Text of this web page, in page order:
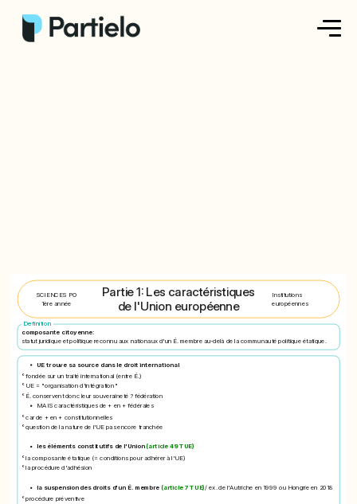
S'inscrire
SCIENCES PO
1ère année
Partie 1: Les caractéristiques
de l'Union européenne
Institutions
européennes
Definition
composante citoyenne:
statut juridique et politique reconnu aux nationaux d'un É. membre au-delà de la communauté politique étatique.
UE trouve sa source dans le droit international
° fondée sur un traité international (entre É.)
° UE = "organisation d'intégration"
° É. conservent donc leur souveraineté ? fédération
MAIS caractéristiques de + en + fédérales
° car de + en + constitutionnelles
° question de la nature de l'UE pas encore tranchée
les éléments constitutifs de l'Union(article 49 TUE)
° la composante étatique (= conditions pour adhérer à l'UE)
° la procédure d'adhésion
la suspension des droits d'un É. membre(article 7 TUE)/ ex. de l'Autriche en 1999 ou Hongrie en 2018
° procédure préventive